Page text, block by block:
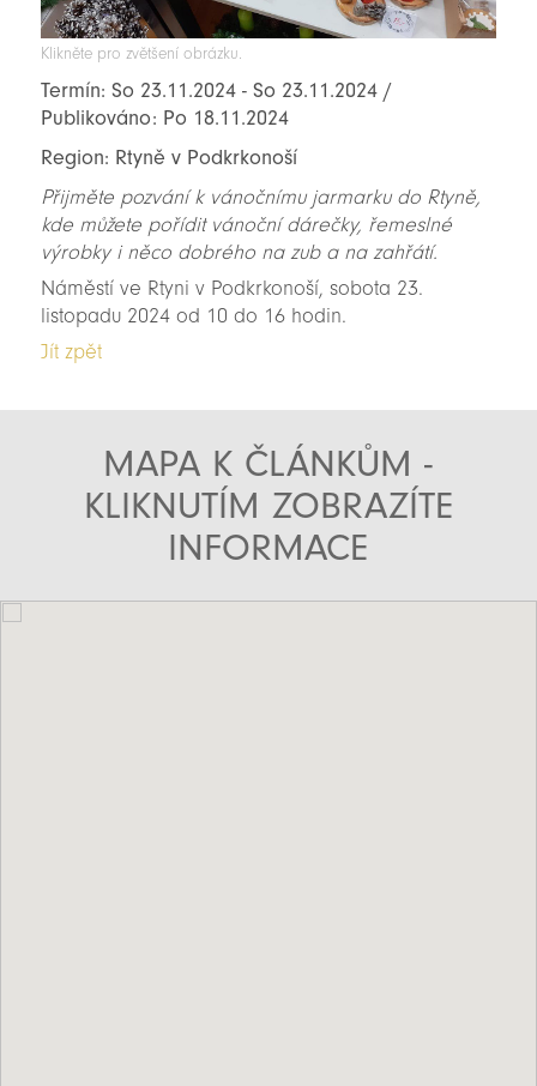
Klikněte pro zvětšení obrázku.
Termín: So 23.11.2024 - So 23.11.2024 /
Publikováno: Po 18.11.2024
Region: Rtyně v Podkrkonoší
Přijměte pozvání k vánočnímu jarmarku do Rtyně,
kde můžete pořídit vánoční dárečky, řemeslné
výrobky i něco dobrého na zub a na zahřátí.
Náměstí ve Rtyni v Podkrkonoší, sobota 23.
listopadu 2024 od 10 do 16 hodin.
Jít zpět
MAPA K ČLÁNKŮM -
KLIKNUTÍM ZOBRAZÍTE
INFORMACE